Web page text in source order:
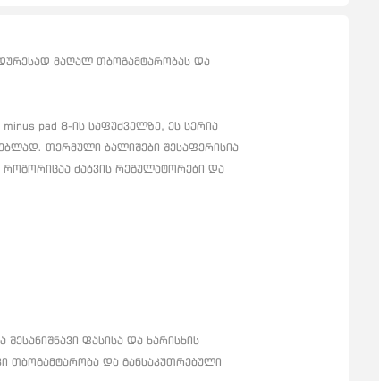
მაღალ თბოგამტარობას და
pad 8-ის საფუძველზე, ეს სერია
თერმული ბალიშები შესაფერისია
როგორიცაა ძაბვის რეგულატორები და
ფასისა და ხარისხის
თბოგამტარობა და განსაკუთრებული